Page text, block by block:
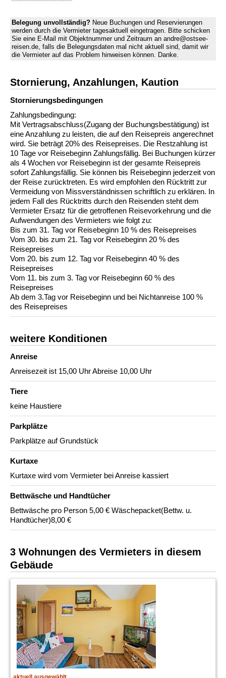
Belegung unvollständig? Neue Buchungen und Reservierungen
werden durch die Vermieter tagesaktuell eingetragen. Bitte schicken
Sie eine E-Mail mit Objektnummer und Zeitraum an andre@ostsee-
reisen.de, falls die Belegungsdaten mal nicht aktuell sind, damit wir
die Vermieter auf das Problem hinweisen können. Danke.
Stornierung, Anzahlungen, Kaution
Stornierungs­bedingungen
Zahlungsbedingung:
Mit Vertragsabschluss(Zugang der Buchungsbestätigung) ist
eine Anzahlung zu leisten, die auf den Reisepreis angerechnet
wird. Sie beträgt 20% des Reisepreises. Die Restzahlung ist
10 Tage vor Reisebeginn Zahlungsfällig. Bei Buchungen kürzer
als 4 Wochen vor Reisebeginn ist der gesamte Reisepreis
sofort Zahlungsfällig. Sie können bis Reisebeginn jederzeit von
der Reise zurücktreten. Es wird empfohlen den Rücktritt zur
Vermeidung von Missverständnissen schriftlich zu erklären. In
jedem Fall des Rücktritts durch den Reisenden steht dem
Vermieter Ersatz für die getroffenen Reisevorkehrung und die
Aufwendungen des Vermieters wie folgt zu:
Bis zum 31. Tag vor Reisebeginn 10 % des Reisepreises
Vom 30. bis zum 21. Tag vor Reisebeginn 20 % des
Reisepreises
Vom 20. bis zum 12. Tag vor Reisebeginn 40 % des
Reisepreises
Vom 11. bis zum 3. Tag vor Reisebeginn 60 % des
Reisepreises
Ab dem 3.Tag vor Reisebeginn und bei Nichtanreise 100 %
des Reisepreises
weitere Konditionen
Anreise
Anreisezeit ist 15,00 Uhr Abreise 10,00 Uhr
Tiere
keine Haustiere
Parkplätze
Parkplätze auf Grundstück
Kurtaxe
Kurtaxe wird vom Vermieter bei Anreise kassiert
Bettwäsche und Handtücher
Bettwäsche pro Person 5,00 € Wäschepacket(Bettw. u.
Handtücher)8,00 €
3 Wohnungen des Vermieters in diesem
Gebäude